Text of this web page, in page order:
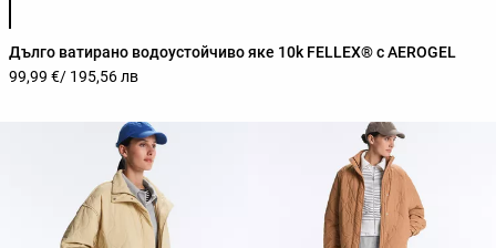
Дълго ватирано водоустойчиво яке 10k FELLEX® с AEROGEL
99,99 €/ 195,56 лв